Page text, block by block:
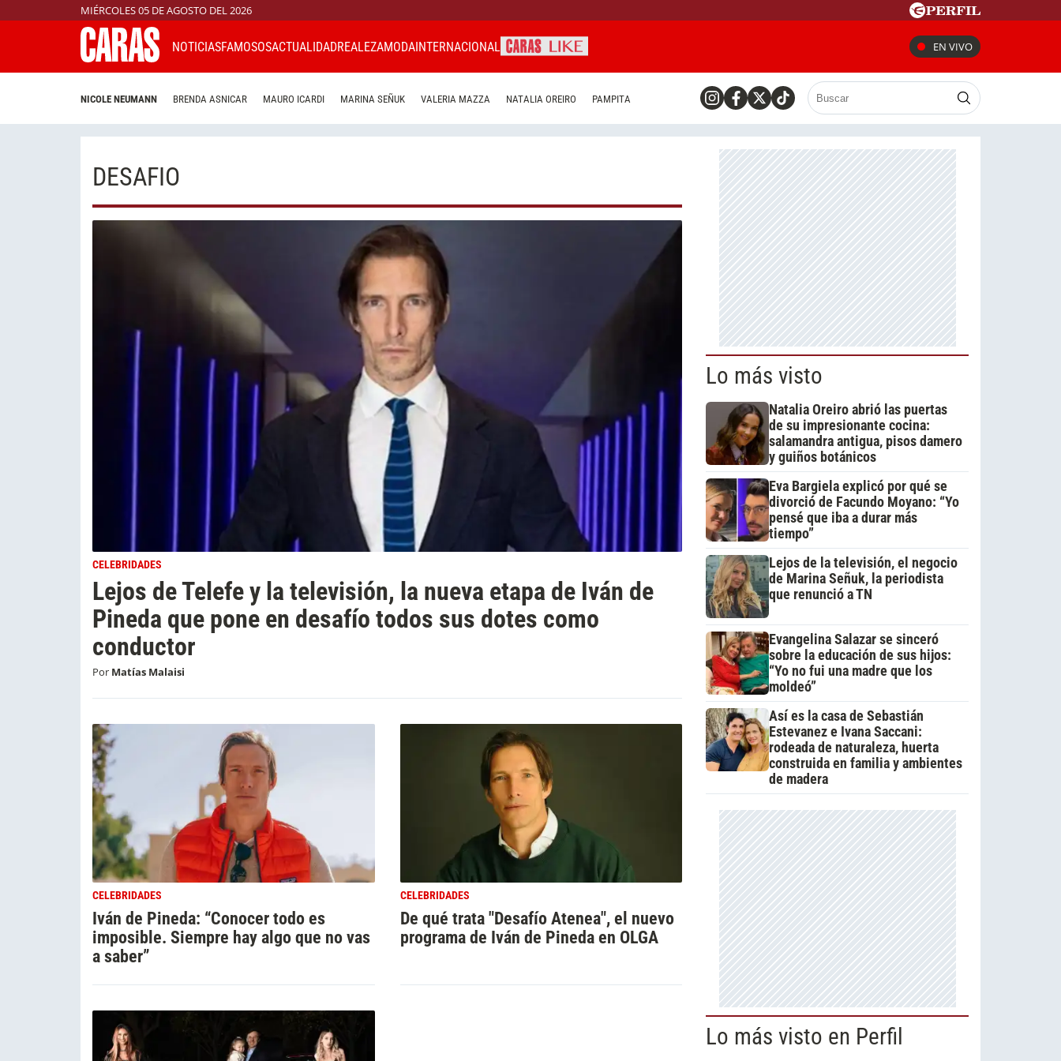
MIÉRCOLES 05 DE AGOSTO DEL 2026
NOTICIASFAMOSOSACTUALIDADREALEZAMODAINTERNACIONAL EN VIVO
NICOLE NEUMANN BRENDA ASNICAR MAURO ICARDI MARINA SEÑUK VALERIA MAZZA NATALIA OREIRO PAMPITA
DESAFIO
CELEBRIDADES
Lejos de Telefe y la televisión, la nueva etapa de Iván de
Pineda que pone en desafío todos sus dotes como
conductor
Por Matías Malaisi
CELEBRIDADES
Iván de Pineda: “Conocer todo es
imposible. Siempre hay algo que no vas
a saber”
CELEBRIDADES
De qué trata "Desafío Atenea", el nuevo
programa de Iván de Pineda en OLGA
Lo más visto
Natalia Oreiro abrió las puertas
de su impresionante cocina:
salamandra antigua, pisos damero
y guiños botánicos
Eva Bargiela explicó por qué se
divorció de Facundo Moyano: “Yo
pensé que iba a durar más
tiempo”
Lejos de la televisión, el negocio
de Marina Señuk, la periodista
que renunció a TN
Evangelina Salazar se sinceró
sobre la educación de sus hijos:
“Yo no fui una madre que los
moldeó”
Así es la casa de Sebastián
Estevanez e Ivana Saccani:
rodeada de naturaleza, huerta
construida en familia y ambientes
de madera
Lo más visto en Perfil